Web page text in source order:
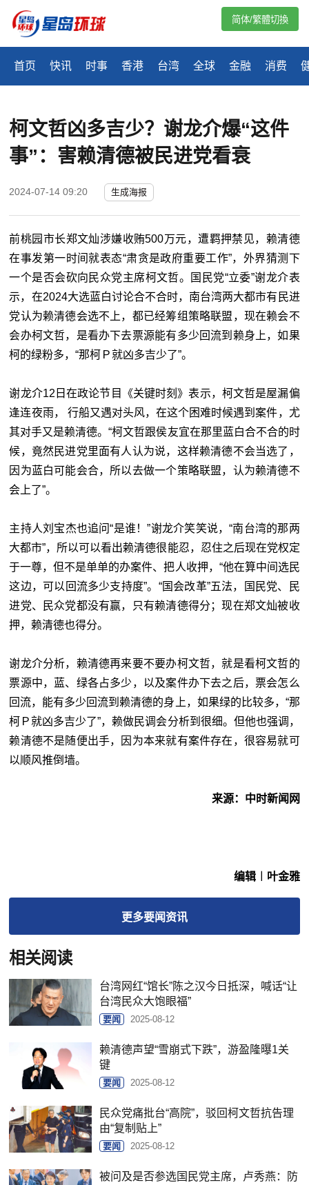
首页 快讯 时事 香港 台湾 全球 金融 消费
简体/繁體切換
柯文哲凶多吉少？谢龙介爆“这件
事”：害赖清德被民进党看衰
2024-07-14 09:20 生成海报
前桃园市长郑文灿涉嫌收贿500万元，遭羁押禁见，赖清德
在事发第一时间就表态“肃贪是政府重要工作”，外界猜测下
一个是否会砍向民众党主席柯文哲。国民党“立委”谢龙介表
示，在2024大选蓝白讨论合不合时，南台湾两大都市有民进
党认为赖清德会选不上，都已经筹组策略联盟，现在赖会不
会办柯文哲，是看办下去票源能有多少回流到赖身上，如果
柯的绿粉多，“那柯Ｐ就凶多吉少了”。
谢龙介12日在政论节目《关键时刻》表示，柯文哲是屋漏偏
逢连夜雨， 行船又遇对头风，在这个困难时候遇到案件，尤
其对手又是赖清德。“柯文哲跟侯友宜在那里蓝白合不合的时
候，竟然民进党里面有人认为说，这样赖清德不会当选了，
因为蓝白可能会合，所以去做一个策略联盟，认为赖清德不
会上了”。
主持人刘宝杰也追问“是谁！”谢龙介笑笑说，“南台湾的那两
大都市”，所以可以看出赖清德很能忍，忍住之后现在党权定
于一尊，但不是单单的办案件、把人收押，“他在算中间选民
这边，可以回流多少支持度”。“国会改革”五法，国民党、民
进党、民众党都没有赢，只有赖清德得分；现在郑文灿被收
押，赖清德也得分。
谢龙介分析，赖清德再来要不要办柯文哲，就是看柯文哲的
票源中，蓝、绿各占多少，以及案件办下去之后，票会怎么
回流，能有多少回流到赖清德的身上，如果绿的比较多，“那
柯Ｐ就凶多吉少了”，赖做民调会分析到很细。但他也强调，
赖清德不是随便出手，因为本来就有案件存在，很容易就可
以顺风推倒墙。
来源：中时新闻网
编辑︱叶金雅
更多要闻资讯
相关阅读
台湾网红“馆长”陈之汉今日抵深，喊话“让
台湾民众大饱眼福”
要闻 2025-08-12
赖清德声望“雪崩式下跌”，游盈隆曝1关
键
要闻 2025-08-12
民众党痛批台“高院”，驳回柯文哲抗告理
由“复制贴上”
要闻 2025-08-12
被问及是否参选国民党主席，卢秀燕：防